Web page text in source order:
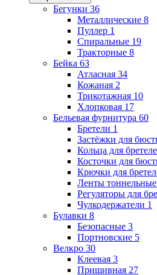
Бегунки 36
Металлические 8
Пуллер 1
Спиральные 19
Тракторные 8
Бейка 63
Атласная 34
Кожаная 2
Трикотажная 10
Хлопковая 17
Бельевая фурнитура 60
Бретели 1
Застёжки для
Кольца для
Косточки для
Крючки для
Ленты тоннельные
Регуляторы для
Чулкодержатели 1
Булавки 8
Безопасные 3
Портновские 5
Велкро 30
Клеевая 3
Пришивная 27